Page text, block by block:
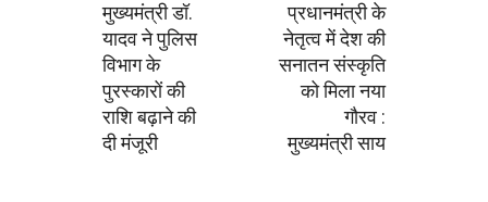
मुख्यमंत्री डॉ.
यादव ने पुलिस
विभाग के
पुरस्कारों की
राशि बढ़ाने की
दी मंजूरी
प्रधानमंत्री के
नेतृत्व में देश की
सनातन संस्कृति
को मिला नया
गौरव :
मुख्यमंत्री साय